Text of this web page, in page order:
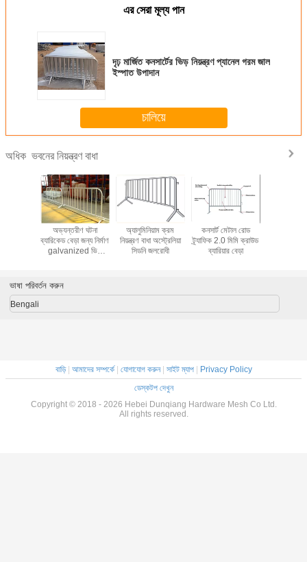
এর সেরা মূল্য পান
দৃঢ় মার্জিত কনসার্টের ভিড় নিয়ন্ত্রণ প্যানেল গরম জাল
ইস্পাত উপাদান
চালিয়ে
অধিক ভবনের নিয়ন্ত্রণ বাধা
অভ্যন্তরীণ ঘটনা
ব্যারিকেড বেড়া জন্য নির্মাণ
galvanized ভিড়
অ্যালুমিনিয়াম ক্রম
নিয়ন্ত্রণ বাধা অস্ট্রেলিয়া
সিডনি জলরোধী
কনসার্ট মেটাল রোড
ট্র্যাফিক 2.0 মিমি ক্রাউড
ব্যারিয়ার বেড়া
ভাষা পরিবর্তন করুন
Bengali
বাড়ি| আমাদের সম্পর্কে| যোগাযোগ করুন| সাইট ম্যাপ| Privacy Policy
ডেস্কটপ দেখুন
Copyright © 2018 - 2026 Hebei Dunqiang Hardware Mesh Co Ltd.
All rights reserved.